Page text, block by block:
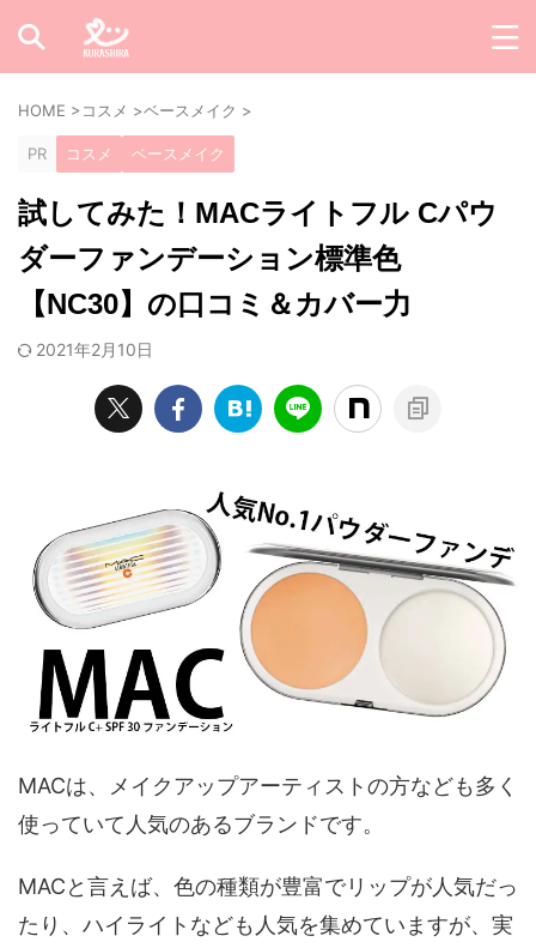
HOME >コスメ >ベースメイク >
PR コスメ ベースメイク
試してみた！MACライトフル Cパウ
ダーファンデーション標準色
【NC30】の口コミ＆カバー力
2021年2月10日
MACは、メイクアップアーティストの方なども多く
使っていて人気のあるブランドです。
MACと言えば、色の種類が豊富でリップが人気だっ
たり、ハイライトなども人気を集めていますが、実